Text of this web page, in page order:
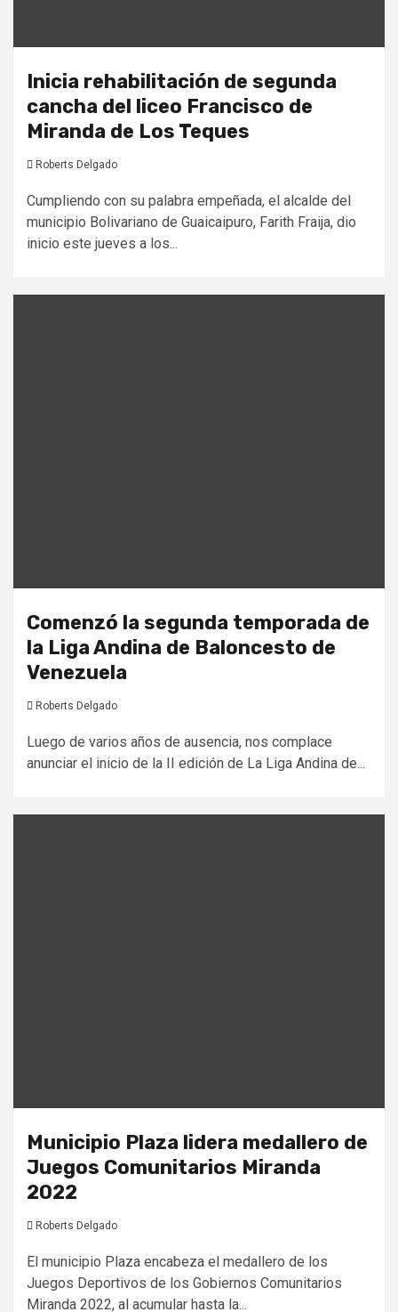
Inicia rehabilitación de segunda
cancha del liceo Francisco de
Miranda de Los Teques
Roberts Delgado
Cumpliendo con su palabra empeñada, el alcalde del
municipio Bolivariano de Guaicaipuro, Farith Fraija, dio
inicio este jueves a los...
Comenzó la segunda temporada de
la Liga Andina de Baloncesto de
Venezuela
Roberts Delgado
Luego de varios años de ausencia, nos complace
anunciar el inicio de la II edición de La Liga Andina de...
Municipio Plaza lidera medallero de
Juegos Comunitarios Miranda
2022
Roberts Delgado
El municipio Plaza encabeza el medallero de los
Juegos Deportivos de los Gobiernos Comunitarios
Miranda 2022, al acumular hasta la...